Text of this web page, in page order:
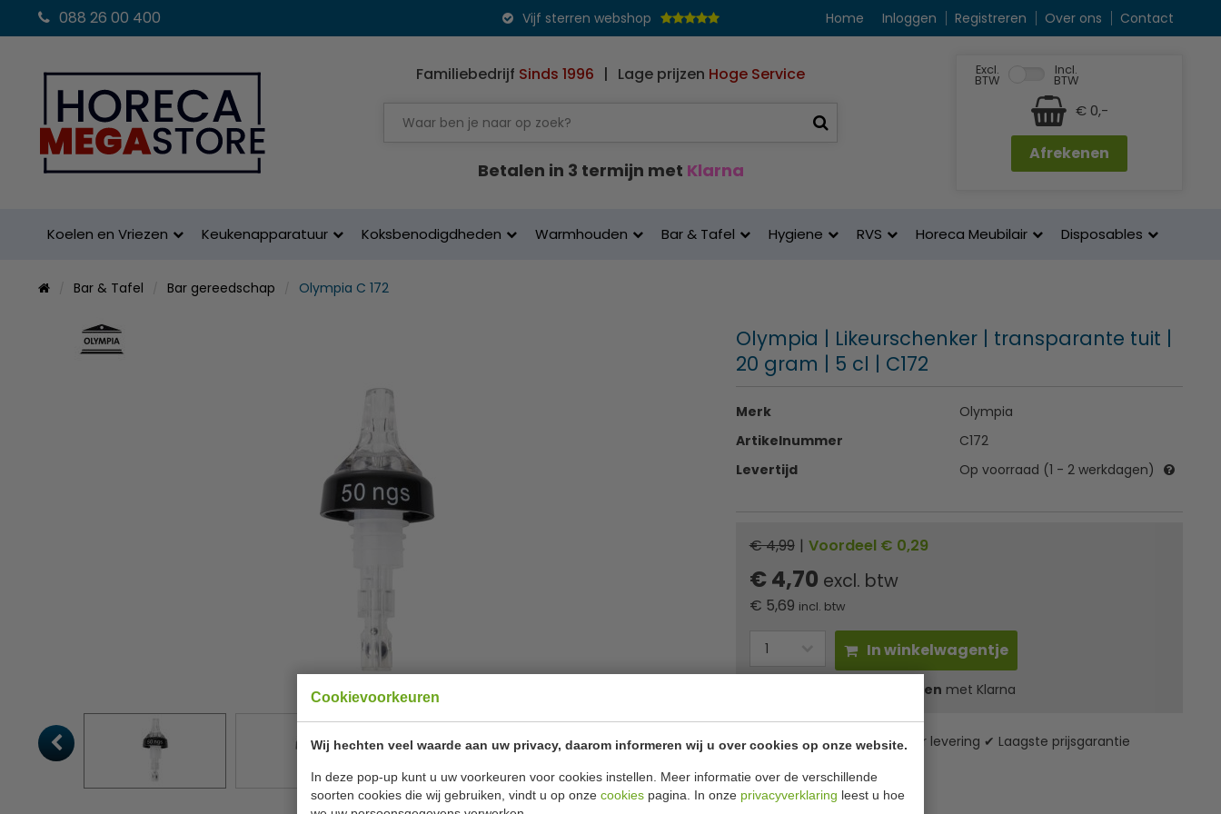
Cookievoorkeuren
Wij hechten veel waarde aan uw privacy, daarom informeren wij u over cookies op onze website.
In deze pop-up kunt u uw voorkeuren voor cookies instellen. Meer informatie over de verschillende
soorten cookies die wij gebruiken, vindt u op onze cookies pagina. In onze privacyverklaring leest u hoe
088 26 00 400 Vijf sterren webshop Home Inloggen Registreren Over ons Contact
Familiebedrijf Sinds 1996 | Lage prijzen Hoge Service
Betalen in 3 termijn met Klarna
Excl.
BTW
Incl.
BTW
€ 0,-
Afrekenen
Koelen en Vriezen Keukenapparatuur Koksbenodigdheden Warmhouden Bar & Tafel Hygiene RVS Horeca Meubilair Disposables
Bar & Tafel Bar gereedschap Olympia C 172
Olympia | Likeurschenker | transparante tuit |
20 gram | 5 cl | C172
Merk
Olympia
Artikelnummer
C172
Levertijd
Op voorraad (1 - 2 werkdagen)
€ 4,99 | Voordeel € 0,29
€ 4,70 excl. btw
€ 5,69 incl. btw
In winkelwagentje
in 3 termijnen met Klarna
✔ Gratis verzending* ✔ 24 uur levering ✔ Laagste prijsgarantie